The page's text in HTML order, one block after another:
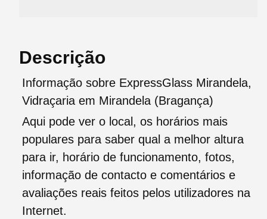
Descrição
Informação sobre ExpressGlass Mirandela,
Vidraçaria em Mirandela (Bragança)
Aqui pode ver o local, os horários mais
populares para saber qual a melhor altura
para ir, horário de funcionamento, fotos,
informação de contacto e comentários e
avaliações reais feitos pelos utilizadores na
Internet.